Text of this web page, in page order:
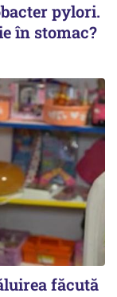
pylori.
în stomac?
făcută